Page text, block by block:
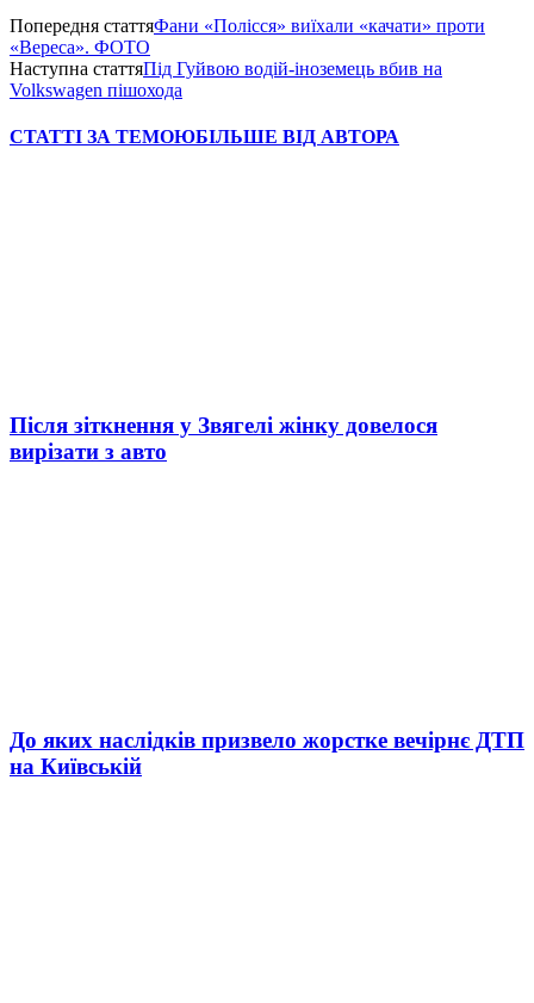
Попередня статтяФани «Полісся» виїхали «качати» проти
«Вереса». ФОТО
Наступна статтяПід Гуйвою водій-іноземець вбив на
Volkswagen пішохода
СТАТТІ ЗА ТЕМОЮБІЛЬШЕ ВІД АВТОРА
Після зіткнення у Звягелі жінку довелося
вирізати з авто
До яких наслідків призвело жорстке вечірнє ДТП
на Київській